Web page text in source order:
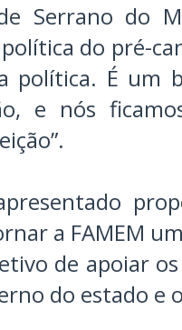
Serrano do
do pré-
política. É um
e nós
a FAMEM
de apoiar
do estado e